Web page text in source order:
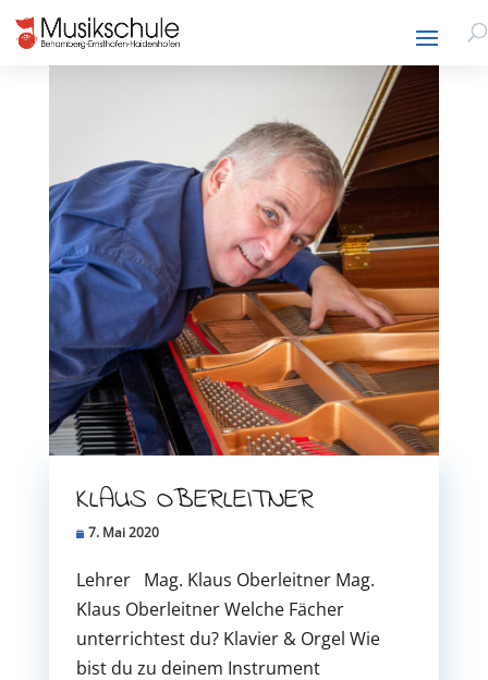
KLAUS OBERLEITNER
7. Mai 2020
Lehrer Mag. Klaus Oberleitner Mag.
Klaus Oberleitner Welche Fächer
unterrichtest du? Klavier & Orgel Wie
bist du zu deinem Instrument